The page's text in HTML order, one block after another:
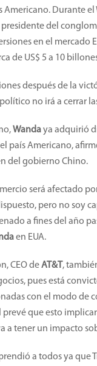
Americano. Durante
presidente del
en el mercado
de US$ 5 a 10
después de la
no irá a cerrar
Wandaya adquirió
país Americano,
del gobierno Chino.
será afectado
pero no soy
a fines del año
en EUA.
CEO deAT&T,
pues está
con el modo de
prevé que esto
a tener un impacto
a todos ya que